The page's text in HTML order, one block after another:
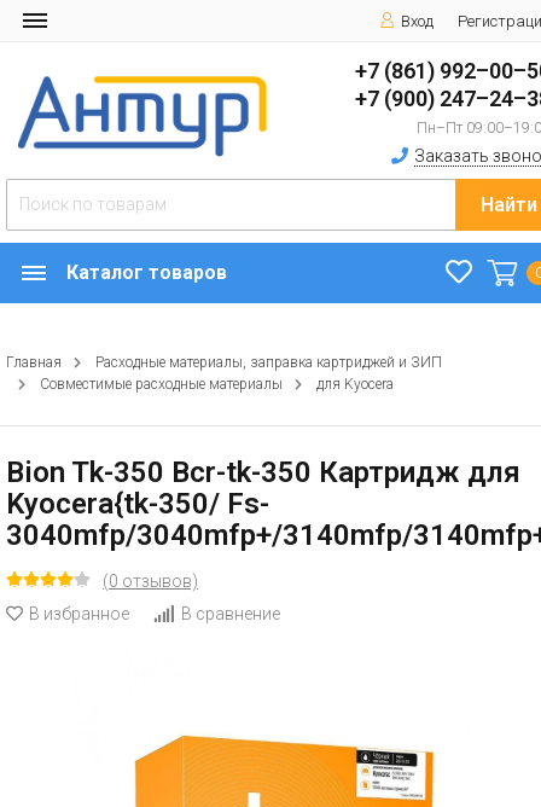
Вход
+7 (861)
+7 (900)
Пн–Пт
Заказать
Найти
Каталог товаров
Главная
Расходные материалы, заправка картриджей и ЗИП
Совместимые расходные материалы
для Kyocera
Bion Tk-350 Bcr-tk-350 Картридж для
Kyocera{tk-350/ Fs-
3040mfp/3040mfp+/3140mfp/
(0 отзывов)
В избранное
В сравнение